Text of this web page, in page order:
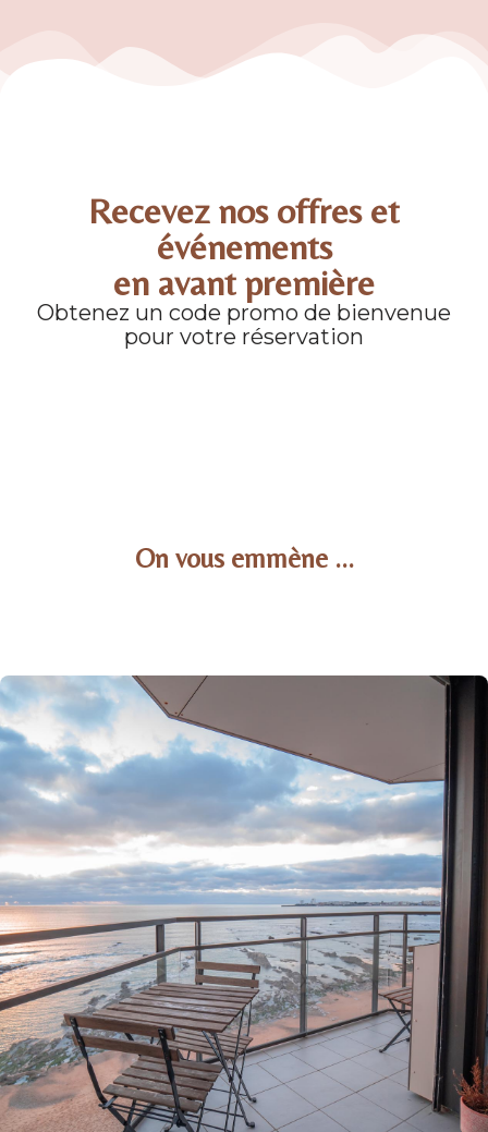
Recevez nos offres et
événements
en avant première
Obtenez un code promo de bienvenue
pour votre réservation
On vous emmène ...